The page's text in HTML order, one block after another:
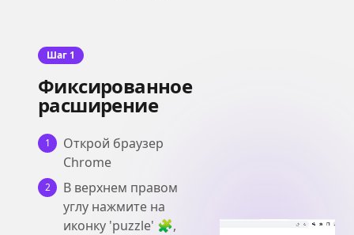
Шаг 1
Фиксированное
расширение
1
Открой браузер
Chrome
2
В верхнем правом
углу нажмите на
иконку 'puzzle' 🧩,